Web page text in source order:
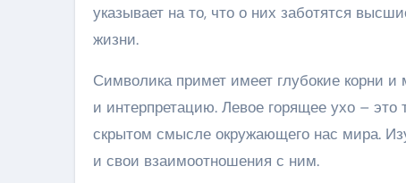
указывает на то, что о них заботятся
жизни.
Символика примет имеет глубокие корни
и интерпретацию. Левое горящее ухо – это
скрытом смысле окружающего нас мира.
и свои взаимоотношения с ним.